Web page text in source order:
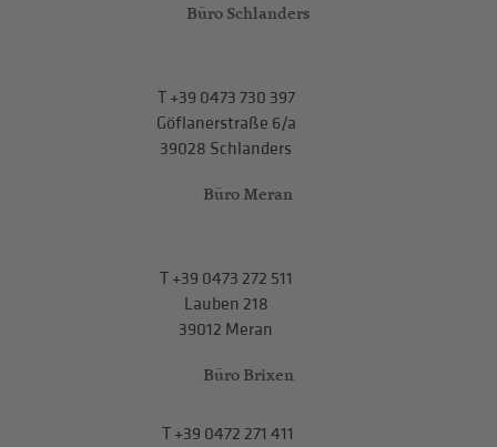
Büro Schlanders
T+39 0473 730 397
Göflanerstraße 6/a
39028 Schlanders
Büro Meran
T+39 0473 272 511
Lauben 218
39012 Meran
Büro Brixen
T+39 0472 271 411